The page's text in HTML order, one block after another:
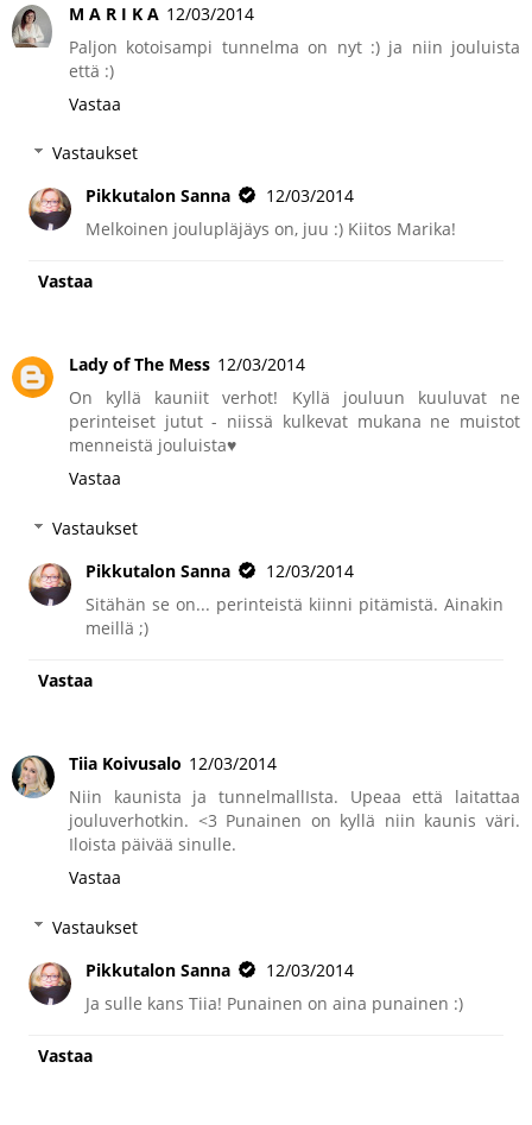
M A R I K A 12/03/2014
Paljon kotoisampi tunnelma on nyt :) ja niin jouluista
että :)
Vastaa
Vastaukset
Pikkutalon Sanna
12/03/2014
Melkoinen joulupläjäys on, juu :) Kiitos Marika!
Vastaa
Lady of The Mess 12/03/2014
On kyllä kauniit verhot! Kyllä jouluun kuuluvat ne
perinteiset jutut - niissä kulkevat mukana ne muistot
menneistä jouluista♥
Vastaa
Vastaukset
Pikkutalon Sanna
12/03/2014
Sitähän se on... perinteistä kiinni pitämistä. Ainakin
meillä ;)
Vastaa
Tiia Koivusalo 12/03/2014
Niin kaunista ja tunnelmallIsta. Upeaa että laitattaa
jouluverhotkin. <3 Punainen on kyllä niin kaunis väri.
Iloista päivää sinulle.
Vastaa
Vastaukset
Pikkutalon Sanna
12/03/2014
Ja sulle kans Tiia! Punainen on aina punainen :)
Vastaa